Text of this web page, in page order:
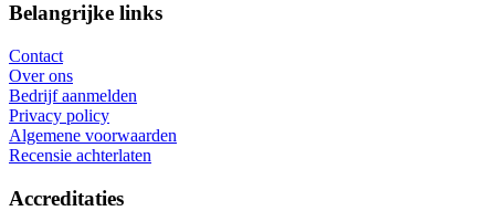
Belangrijke links
Contact
Over ons
Bedrijf aanmelden
Privacy policy
Algemene voorwaarden
Recensie achterlaten
Accreditaties